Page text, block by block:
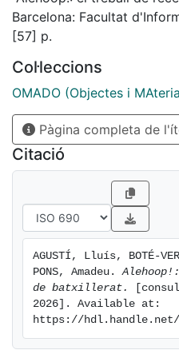
hemeroteques, repositoris
com Google Acadèmic,
citar de manera coherent
Harvard o MLA, i
d'una bibliografia
promou l'interès per la
documentació digital com
animant els estudiants a
els seus estudis i a
l'organització de la
acadèmics i professionals.
Barcelona: Facultat
[57] p.
Col·leccions
OMADO (Objectes i
Pàgina completa de
Citació
AGUSTÍ, Lluís, BOTÉ-
PONS, Amadeu.
de batxillerat.
2026]. Available at:
https://hdl.handle.net/